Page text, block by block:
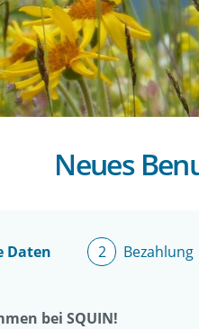
Neues
Daten Bezahlung
bei SQUIN!